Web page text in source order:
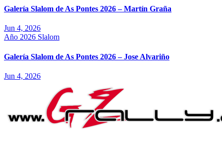
Galería Slalom de As Pontes 2026 – Martín Graña
Jun 4, 2026
Año 2026 Slalom
Galería Slalom de As Pontes 2026 – Jose Alvariño
Jun 4, 2026